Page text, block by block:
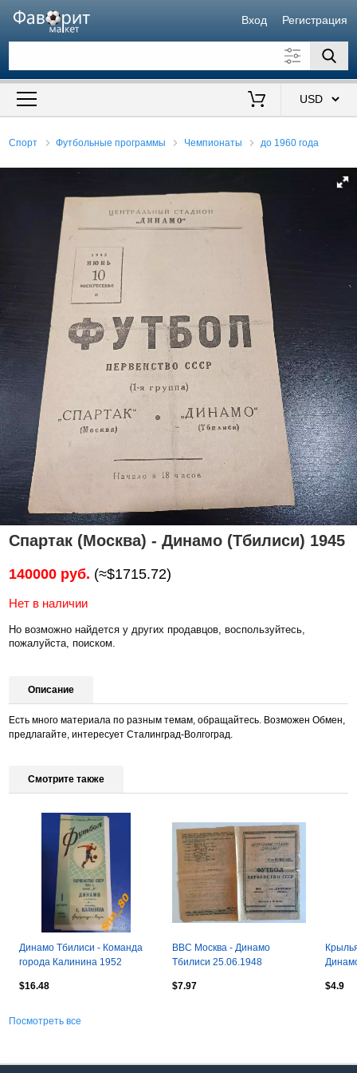
Вход Регистрация
Искать также в описании
Спорт Футбольные программы Чемпионаты до 1960 года
Спартак (Москва) - Динамо (Тбилиси) 1945
140000 руб. (≈$1715.72)
Нет в наличии
Но возможно найдется у других продавцов, воспользуйтесь,
пожалуйста, поиском.
Описание
Есть много материала по разным темам, обращайтесь. Возможен Обмен,
предлагайте, интересует Сталинград-Волгоград.
Смотрите также
Динамо Тбилиси - Команда
города Калинина 1952
$16.48
ВВС Москва - Динамо
Тбилиси 25.06.1948
$7.97 $4.9
Посмотреть все